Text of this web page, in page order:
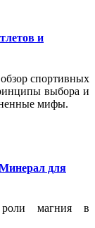
и
спортивных
выбора и
мифы.
для
роли магния в